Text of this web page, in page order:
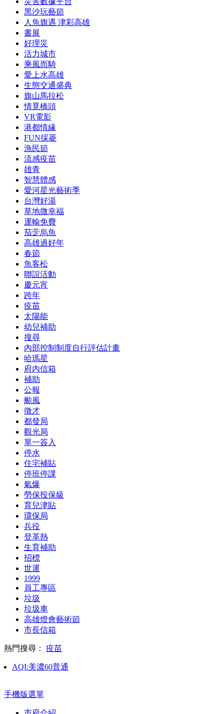
黑沙玩藝節
人魚旗遇 津彩高雄
書展
好理災
活力城市
乘風而騎
愛上水高雄
生態交通盛典
旗山馬拉松
情覓橋頭
VR電影
港都情緣
FUN採菱
漁民節
流感疫苗
雄青
智慧體感
愛河星光藝術季
台灣好湯
草地微幸福
運輸免費
茄萣烏魚
高雄過好年
春節
魚客松
聯誼活動
慶元宵
跨年
疫苗
太陽能
幼兒補助
搜尋
內部控制制度自行評估計畫
哈瑪星
府內信箱
補助
公報
颱風
徵才
都發局
觀光局
單一簽入
停水
住宅補貼
停班停課
氣爆
勞保投保級
育兒津貼
環保局
兵役
登革熱
生育補助
招標
世運
1999
員工專區
垃圾
垃圾車
高雄燈會藝術節
市長信箱
熱門搜尋： 疫苗
AQI:美濃60普通
手機版選單